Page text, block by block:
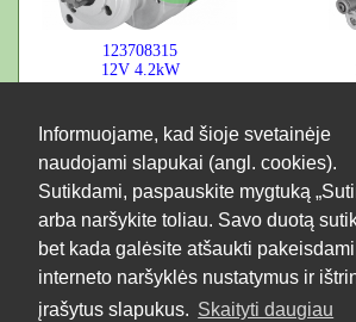
Informuojame, kad šioje svetainėje
naudojami slapukai (angl. cookies).
Sutikdami, paspauskite mygtuką
arba naršykite toliau. Savo duotą
bet kada galėsite atšaukti
interneto naršyklės nustatymus ir
įrašytus slapukus. Skaityti daugiau
123708315
12V 4.2kW